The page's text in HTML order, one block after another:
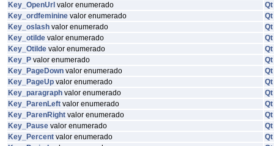
Key_OpenUrl valor enumerado
Qt
Key_ordfeminine valor enumerado
Qt
Key_oslash valor enumerado
Qt
Key_otilde valor enumerado
Qt
Key_Otilde valor enumerado
Qt
Key_P valor enumerado
Qt
Key_PageDown valor enumerado
Qt
Key_PageUp valor enumerado
Qt
Key_paragraph valor enumerado
Qt
Key_ParenLeft valor enumerado
Qt
Key_ParenRight valor enumerado
Qt
Key_Pause valor enumerado
Qt
Key_Percent valor enumerado
Qt